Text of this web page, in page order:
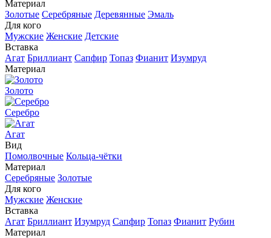
Материал
Золотые Серебряные Деревянные Эмаль
Для кого
Мужские Женские Детские
Вставка
Агат Бриллиант Сапфир Топаз Фианит Изумруд
Материал
Золото
Серебро
Агат
Вид
Помолвочные Кольца-чётки
Материал
Серебряные Золотые
Для кого
Мужские Женские
Вставка
Агат Бриллиант Изумруд Сапфир Топаз Фианит Рубин
Материал